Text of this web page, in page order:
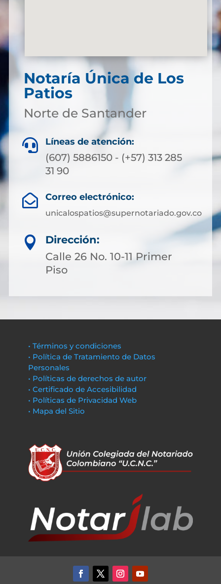
Notaría Única de Los
Patios
Norte de Santander
 Líneas de atención:
(607) 5886150 - (+57) 313 285
31 90
 Correo electrónico:
unicalospatios@supernotariado.gov.co

Dirección:
Calle 26 No. 10-11 Primer
Piso
• Términos y condiciones
• Política de Tratamiento de Datos
Personales
• Políticas de derechos de autor
• Certificado de Accesibilidad
• Políticas de Privacidad Web
• Mapa del Sitio